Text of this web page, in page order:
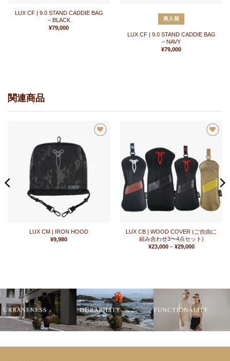
LUX CF | 9.0 STAND CADDIE BAG
– BLACK
¥79,000
再入荷
LUX CF | 9.0 STAND CADDIE BAG
– NAVY
¥79,000
関連商品
LUX CM | IRON HOOD
¥9,980
入
り
に
加
LUX CB | WOOD COVER (ご自由に
組み合わせ3〜4点セット)
¥23,000 – ¥29,000価